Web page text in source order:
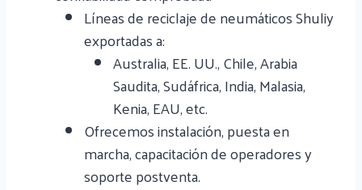
Líneas de reciclaje de neumáticos Shuliy
exportadas a:
Australia, EE. UU., Chile, Arabia
Saudita, Sudáfrica, India, Malasia,
Kenia, EAU, etc.
Ofrecemos instalación, puesta en
marcha, capacitación de operadores y
soporte postventa.